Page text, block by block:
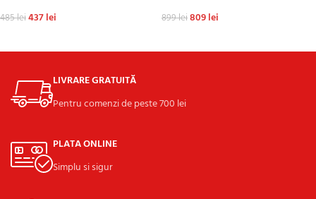
485lei437lei 899lei809lei
LIVRARE GRATUITĂ
Pentru comenzi de peste 700 lei
PLATA ONLINE
Simplu si sigur